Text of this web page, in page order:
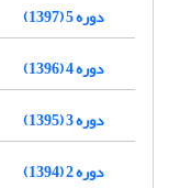
دوره 5 (1397)
دوره 4 (1396)
دوره 3 (1395)
دوره 2 (1394)